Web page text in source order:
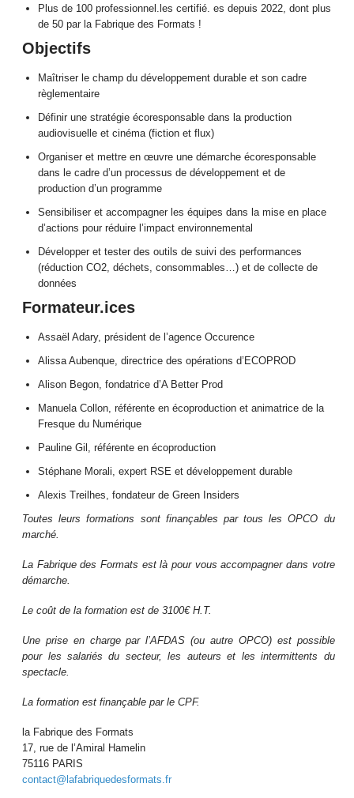
Plus de 100 professionnel.les certifié. es depuis 2022, dont plus
de 50 par la Fabrique des Formats !
Objectifs
Maîtriser le champ du développement durable et son cadre
règlementaire
Définir une stratégie écoresponsable dans la production
audiovisuelle et cinéma (fiction et flux)
Organiser et mettre en œuvre une démarche écoresponsable
dans le cadre d’un processus de développement et de
production d’un programme
Sensibiliser et accompagner les équipes dans la mise en place
d’actions pour réduire l’impact environnemental
Développer et tester des outils de suivi des performances
(réduction CO2, déchets, consommables…) et de collecte de
données
Formateur.ices
Assaël Adary, président de l’agence Occurence
Alissa Aubenque, directrice des opérations d’ECOPROD
Alison Begon, fondatrice d’A Better Prod
Manuela Collon, référente en écoproduction et animatrice de la
Fresque du Numérique
Pauline Gil, référente en écoproduction
Stéphane Morali, expert RSE et développement durable
Alexis Treilhes, fondateur de Green Insiders
Toutes leurs formations sont finançables par tous les OPCO du
marché.
La Fabrique des Formats est là pour vous accompagner dans votre
démarche.
Le coût de la formation est de 3100€ H.T.
Une prise en charge par l’AFDAS (ou autre OPCO) est possible
pour les salariés du secteur, les auteurs et les intermittents du
spectacle.
La formation est finançable par le CPF.
la Fabrique des Formats
17, rue de l’Amiral Hamelin
75116 PARIS
contact@lafabriquedesformats.fr